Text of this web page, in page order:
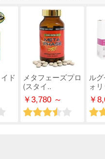
ド
メタフェーズプロ
(スタイ..
￥3,780 ～
ル
ォ
￥